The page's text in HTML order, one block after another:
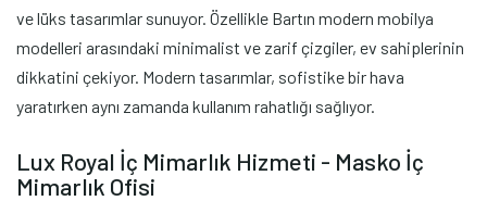
ve lüks tasarımlar sunuyor. Özellikle Bartın modern mobilya
modelleri arasındaki minimalist ve zarif çizgiler, ev sahiplerinin
dikkatini çekiyor. Modern tasarımlar, sofistike bir hava
yaratırken aynı zamanda kullanım rahatlığı sağlıyor.
Lux Royal İç Mimarlık Hizmeti - Masko İç
Mimarlık Ofisi